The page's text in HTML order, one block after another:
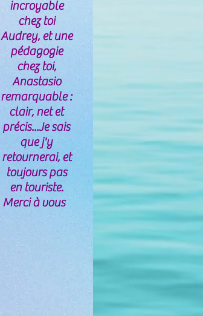
incroyable
chez toi
Audrey, et une
pédagogie
chez toi,
Anastasio
remarquable :
clair, net et
précis...Je sais
que j'y
retournerai, et
toujours pas
en touriste.
Merci à vous